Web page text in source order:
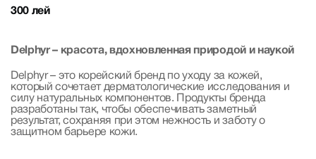
ниацинамидом
300 лей
Delphyr – красота, вдохновленная природой и наукой
Delphyr – это корейский бренд по уходу за кожей,
который сочетает дерматологические исследования и
силу натуральных компонентов. Продукты бренда
разработаны так, чтобы обеспечивать заметный
результат, сохраняя при этом нежность и заботу о
защитном барьере кожи.